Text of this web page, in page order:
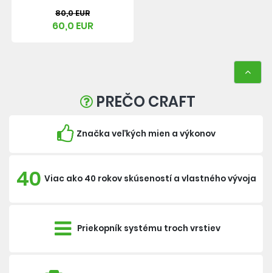
80,0 EUR
60,0 EUR
PREČO CRAFT
Značka veľkých mien a výkonov
40 Viac ako 40 rokov skúseností a vlastného vývoja
Priekopník systému troch vrstiev